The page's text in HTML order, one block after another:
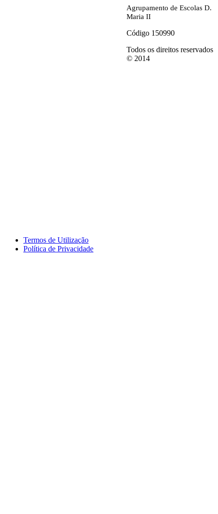
Agrupamento de Escolas D.
Maria II
Código 150990
Todos os direitos reservados
© 2014
Termos de Utilização
Política de Privacidade